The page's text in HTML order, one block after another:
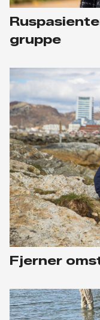
gruppe
Fjerner